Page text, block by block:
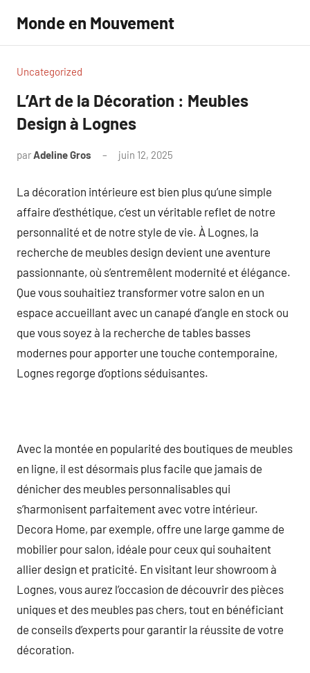
contenu
Monde en Mouvement
Uncategorized
L’Art de la Décoration : Meubles
Design à Lognes
parAdeline Gros juin 12, 2025
La décoration intérieure est bien plus qu’une simple
affaire d’esthétique, c’est un véritable reflet de notre
personnalité et de notre style de vie. À Lognes, la
recherche de meubles design devient une aventure
passionnante, où s’entremêlent modernité et élégance.
Que vous souhaitiez transformer votre salon en un
espace accueillant avec un canapé d’angle en stock ou
que vous soyez à la recherche de tables basses
modernes pour apporter une touche contemporaine,
Lognes regorge d’options séduisantes.
Avec la montée en popularité des boutiques de meubles
en ligne, il est désormais plus facile que jamais de
dénicher des meubles personnalisables qui
s’harmonisent parfaitement avec votre intérieur.
Decora Home, par exemple, offre une large gamme de
mobilier pour salon, idéale pour ceux qui souhaitent
allier design et praticité. En visitant leur showroom à
Lognes, vous aurez l’occasion de découvrir des pièces
uniques et des meubles pas chers, tout en bénéficiant
de conseils d’experts pour garantir la réussite de votre
décoration.